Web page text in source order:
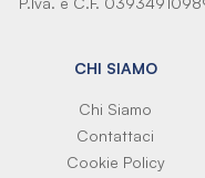
CHI SIAMO
Chi Siamo
Contattaci
Cookie Policy